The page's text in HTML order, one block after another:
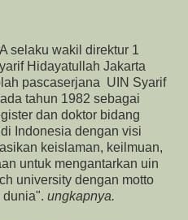
selaku wakil direktur 1
Hidayatullah Jakarta
pascaserjana UIN Syarif
tahun 1982 sebagai
dan doktor bidang
Indonesia dengan visi
keislaman, keilmuan,
untuk mengantarkan uin
university dengan motto
dunia". ungkapnya.